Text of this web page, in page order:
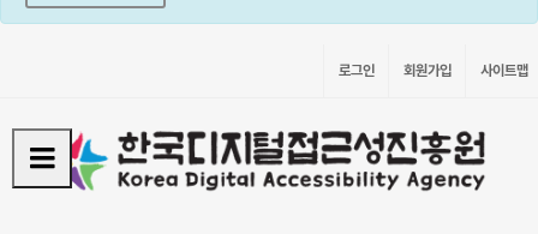
로그인 회원가입 사이트맵